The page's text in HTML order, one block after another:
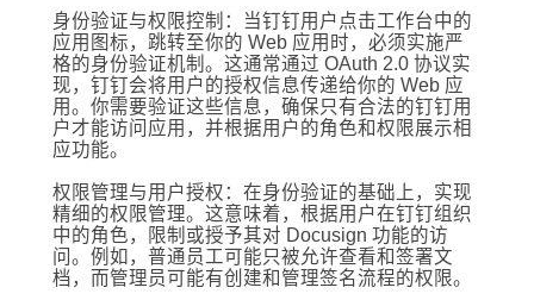
身份验证与权限控制：当钉钉用户点击工作台中的
应用图标，跳转至你的 Web 应用时，必须实施严
格的身份验证机制。这通常通过 OAuth 2.0 协议实
现，钉钉会将用户的授权信息传递给你的 Web 应
用。你需要验证这些信息，确保只有合法的钉钉用
户才能访问应用，并根据用户的角色和权限展示相
应功能。
权限管理与用户授权：在身份验证的基础上，实现
精细的权限管理。这意味着，根据用户在钉钉组织
中的角色，限制或授予其对 Docusign 功能的访
问。例如，普通员工可能只被允许查看和签署文
档，而管理员可能有创建和管理签名流程的权限。